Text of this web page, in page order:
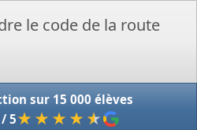
sur 15 000 élèves
5★★★★ ★